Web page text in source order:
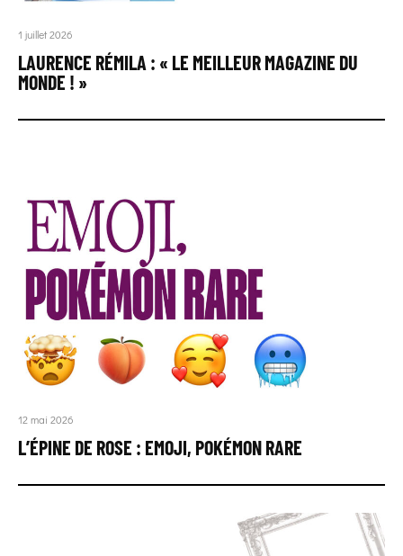
1 juillet 2026
LAURENCE RÉMILA : « LE MEILLEUR MAGAZINE DU
MONDE ! »
12 mai 2026
L’ÉPINE DE ROSE : EMOJI, POKÉMON RARE